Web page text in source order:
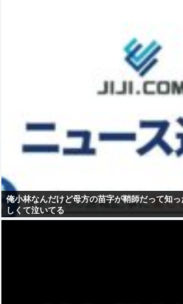
俺小林なんだけど母方の苗字が鞘師だって知
しくて泣いてる